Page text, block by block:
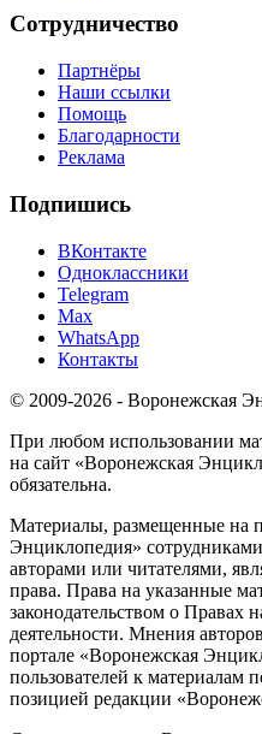
Сотрудничество
Партнёры
Наши ссылки
Помощь
Благодарности
Реклама
Подпишись
ВКонтакте
Одноклассники
Telegram
Max
WhatsApp
Контакты
© 2009-2026 - Воронежская
При любом использовании
на сайт «Воронежская
обязательна.
Материалы, размещенные на
Энциклопедия»
авторами или читателями,
права. Права на указанные
законодательством о Правах
деятельности. Мнения
портале «Воронежская
пользователей к материалам
позицией редакции